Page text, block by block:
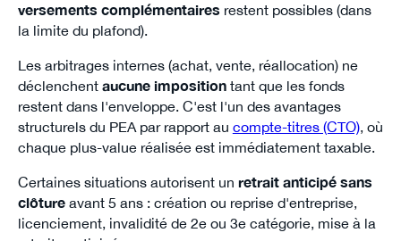
versements complémentaires restent possibles (dans
la limite du plafond).
Les arbitrages internes (achat, vente, réallocation) ne
déclenchent aucune impositiontant que les fonds
restent dans l'enveloppe. C'est l'un des avantages
structurels du PEA par rapport au compte-titres (CTO), où
chaque plus-value réalisée est immédiatement taxable.
Certaines situations autorisent un retrait anticipé sans
clôtureavant 5 ans : création ou reprise d'entreprise,
licenciement, invalidité de 2e ou 3e catégorie, mise à la